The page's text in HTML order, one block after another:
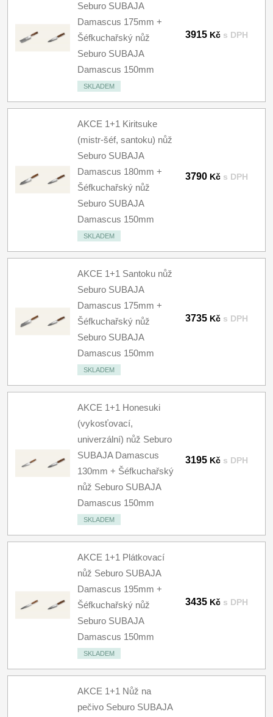
Seburo SUBAJA
Damascus 175mm +
Šéfkuchařský nůž
Seburo SUBAJA
Damascus 150mm
SKLADEM
3915 Kč s DPH
AKCE 1+1 Kiritsuke
(mistr-šéf, santoku) nůž
Seburo SUBAJA
Damascus 180mm +
Šéfkuchařský nůž
Seburo SUBAJA
Damascus 150mm
SKLADEM
3790 Kč s DPH
AKCE 1+1 Santoku nůž
Seburo SUBAJA
Damascus 175mm +
Šéfkuchařský nůž
Seburo SUBAJA
Damascus 150mm
SKLADEM
3735 Kč s DPH
AKCE 1+1 Honesuki
(vykosťovací,
univerzální) nůž Seburo
SUBAJA Damascus
130mm + Šéfkuchařský
nůž Seburo SUBAJA
Damascus 150mm
SKLADEM
3195 Kč s DPH
AKCE 1+1 Plátkovací
nůž Seburo SUBAJA
Damascus 195mm +
Šéfkuchařský nůž
Seburo SUBAJA
Damascus 150mm
SKLADEM
3435 Kč s DPH
AKCE 1+1 Nůž na
pečivo Seburo SUBAJA